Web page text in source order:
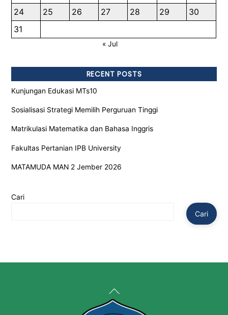
24
25 26 27 28 29
30
31
« Jul
RECENT POSTS
Kunjungan Edukasi MTs10
Sosialisasi Strategi Memilih Perguruan Tinggi
Matrikulasi Matematika dan Bahasa Inggris
Fakultas Pertanian IPB University
MATAMUDA MAN 2 Jember 2026
Cari
Cari
Back
To
Top